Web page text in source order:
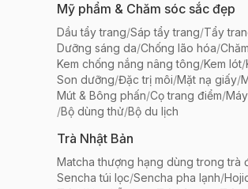
Mỹ phẩm & Chăm sóc sắc đẹp
Dầu tẩy trang/Sáp tẩy trang/Tẩy
Dưỡng sáng da/Chống lão hóa/
Kem chống nắng nâng tông/Kem lót/
Son dưỡng/Đặc trị môi/Mặt nạ giấy/
Mút & Bông phấn/Cọ trang điểm/
/Bộ dùng thử/Bộ du lịch
Trà Nhật Bản
Matcha thượng hạng dùng trong trà
Sencha túi lọc/Sencha pha lạnh/